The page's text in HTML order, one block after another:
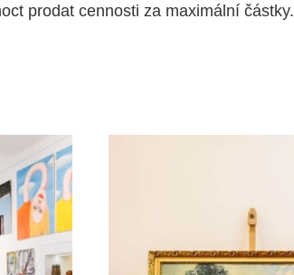
prodat cennosti za maximální částky.